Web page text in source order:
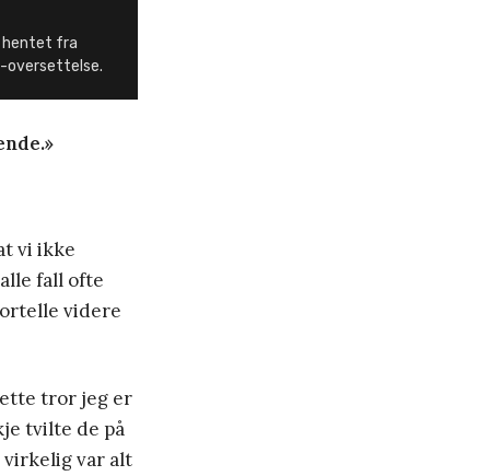
hentet fra
oversettelse.
vi ikke
fall ofte
videre
tror jeg er
tvilte de på
virkelig var alt